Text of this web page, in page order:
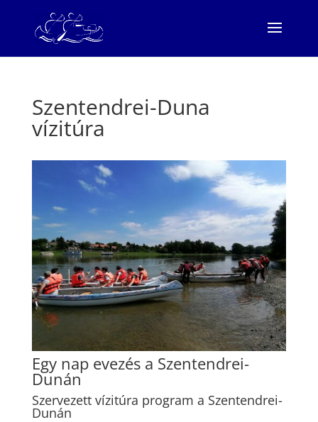
Szentendrei-Duna
vízitúra
Egy nap evezés a Szentendrei-
Dunán
Szervezett vízitúra program a Szentendrei-
Dunán